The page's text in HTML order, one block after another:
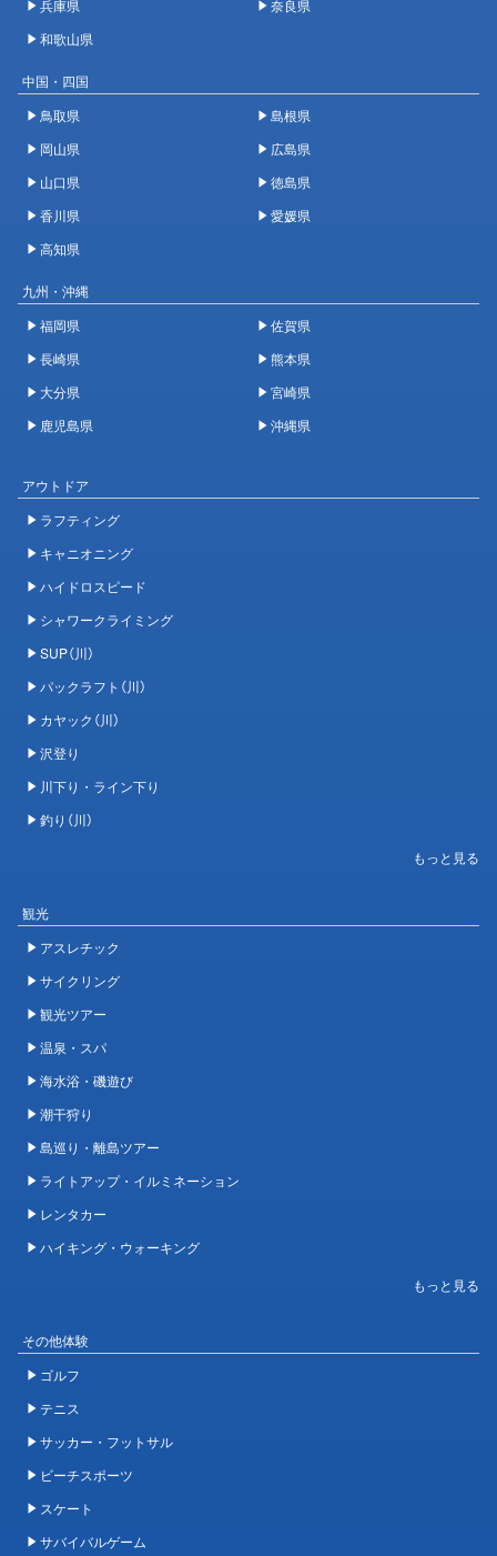
兵庫県
奈良県
和歌山県
中国・四国
鳥取県
島根県
岡山県
広島県
山口県
徳島県
香川県
愛媛県
高知県
九州・沖縄
福岡県
佐賀県
長崎県
熊本県
大分県
宮崎県
鹿児島県
沖縄県
アウトドア
ラフティング
キャニオニング
ハイドロスピード
シャワークライミング
SUP（川）
パックラフト（川）
カヤック（川）
沢登り
川下り・ライン下り
釣り（川）
観光
アスレチック
サイクリング
観光ツアー
温泉・スパ
海水浴・磯遊び
潮干狩り
島巡り・離島ツアー
ライトアップ・イルミネーション
レンタカー
ハイキング・ウォーキング
その他体験
ゴルフ
テニス
サッカー・フットサル
ビーチスポーツ
スケート
サバイバルゲーム